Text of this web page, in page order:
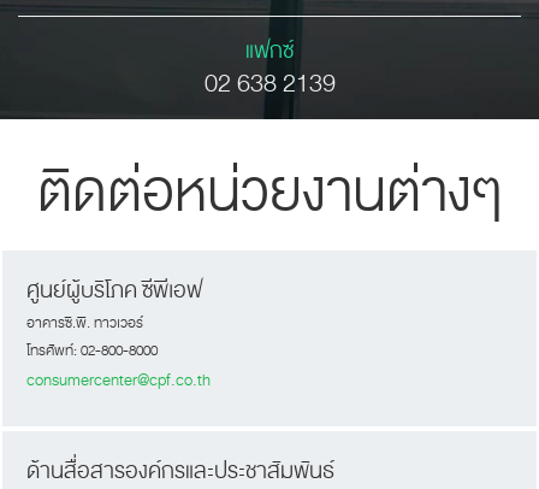
แฟกซ์
02 638 2139
ติดต่อหน่วยงานต่างๆ
ศูนย์ผู้บริโภค ซีพีเอฟ
อาคารซี.พี. ทาวเวอร์
โทรศัพท์: 02-800-8000
consumercenter@cpf.co.th
ด้านสื่อสารองค์กรและประชาสัมพันธ์